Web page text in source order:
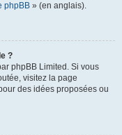
phpBB » (en anglais).
?
phpBB Limited. Si vous
visitez la page
des idées proposées ou